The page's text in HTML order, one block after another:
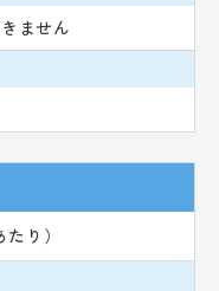
ません
り）